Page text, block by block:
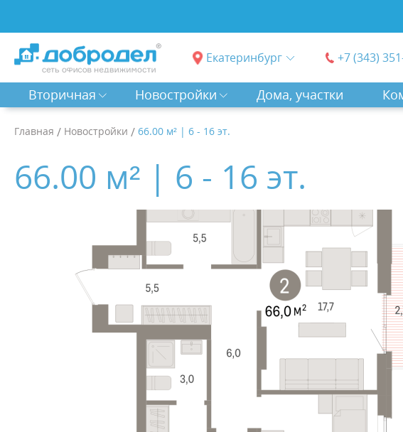
Екатеринбург +7 (343)
Вторичная Новостройки Дома, участки
Главная / Новостройки / 66.00 м² | 6 - 16 эт.
66.00 м² | 6 - 16 эт.